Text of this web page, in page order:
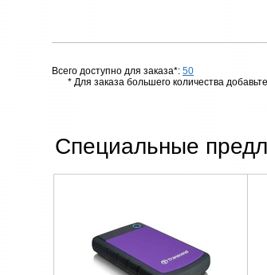
Всего доступно для заказа*: 50
* Для заказа большего количества
Специальные